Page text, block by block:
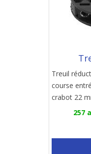
Treuil
course
crabot 22
257